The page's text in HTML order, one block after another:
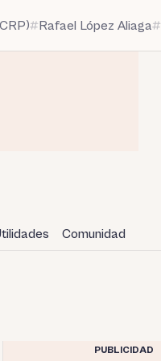
Rafael López Aliaga
Comunidad
PUBLICIDAD